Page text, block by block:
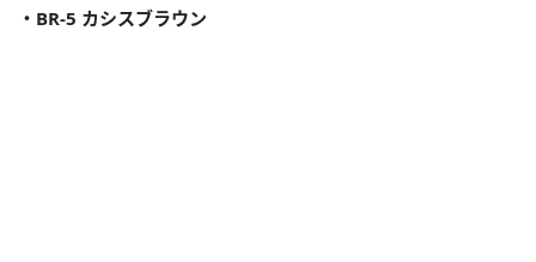
・BR-5 カシスブラウン